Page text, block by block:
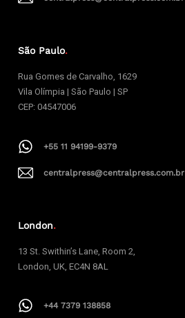
São Paulo.
Rua Gomes de Carvalho, 1629
Vila Olímpia | São Paulo | SP
CEP: 04547006
+55 11 94199-9379
centralpress@centralpress.com.br
London.
13 St. Swithin’s Lane, Room 2,
London, UK, EC4N 8AL
+44 7379 138858